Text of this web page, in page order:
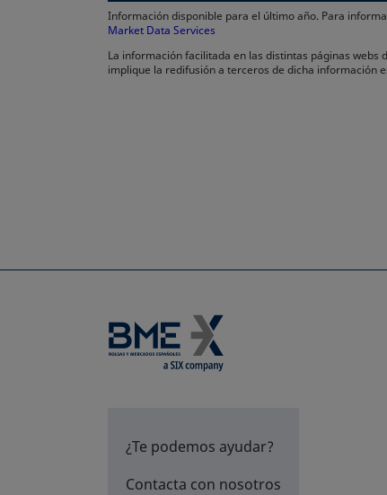
Información disponible para el último año. Para
Market Data Services
La información facilitada en las distintas páginas
implique la redifusión a terceros de dicha información
¿Te podemos ayudar?
Contacta con nosotros